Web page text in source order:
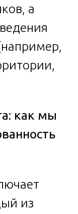
а
как мы
из